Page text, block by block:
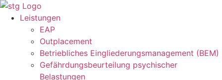
Zum
Inhalt
springen
Leistungen
EAP
Outplacement
Betriebliches Eingliederungsmanagement (BEM)
Gefährdungsbeurteilung psychischer
Belastungen